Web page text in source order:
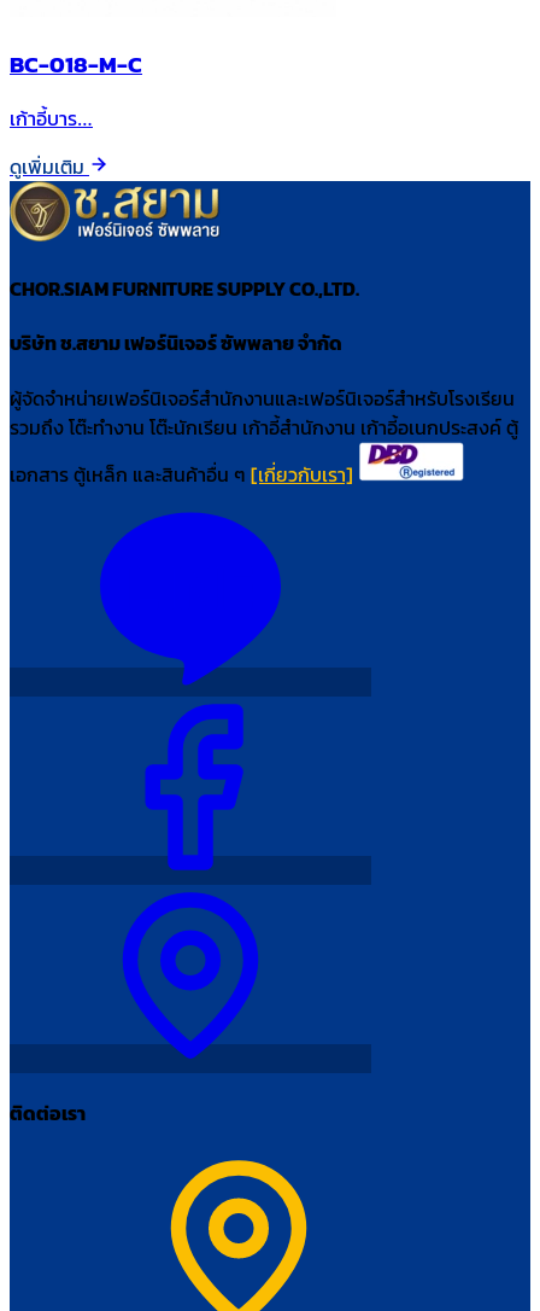
BC-018-M-C
เก้าอี้บาร…
ดูเพิ่มเติม
CHOR.SIAM FURNITURE SUPPLY CO.,LTD.
บริษัท ช.สยาม เฟอร์นิเจอร์ ซัพพลาย จำกัด
ผู้จัดจำหน่ายเฟอร์นิเจอร์สำนักงานและเฟอร์นิเจอร์สำหรับโรงเรียน
รวมถึง โต๊ะทำงาน โต๊ะนักเรียน เก้าอี้สำนักงาน เก้าอี้อเนกประสงค์ ตู้
เอกสาร ตู้เหล็ก และสินค้าอื่น ๆ [เกี่ยวกับเรา]
ติดต่อเรา